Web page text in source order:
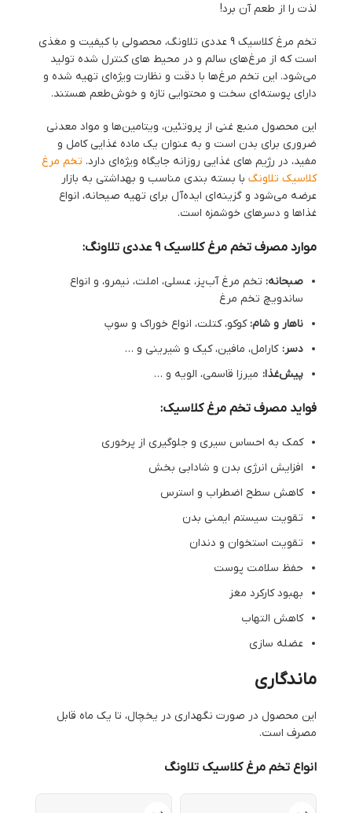
لذت را از طعم آن برد!
تخم مرغ کلاسیک 9 عددی تلاونگ، محصولی با کیفیت و مغذی
است که از مرغ‌های سالم و در محیط ‌های کنترل ‌شده تولید
می‌شود. این تخم مرغ‌ها با دقت و نظارت ویژه‌ای تهیه شده و
دارای پوسته‌ای سخت و محتوایی تازه و خوش‌طعم هستند.
این محصول منبع غنی از پروتئین، ویتامین‌ها و مواد معدنی
ضروری برای بدن است و به عنوان یک ماده غذایی کامل و
مفید، در رژیم ‌های غذایی روزانه جایگاه ویژه‌ای دارد. تخم مرغ
کلاسیک تلاونگ با بسته‌ بندی مناسب و بهداشتی به بازار
عرضه می‌شود و گزینه‌ای ایده‌آل برای تهیه صیحانه، انواع
غذاها و دسرهای خوشمزه است.
موارد مصرف تخم مرغ کلاسیک 9 عددی تلاونگ:
صبحانه: تخم مرغ آب‌پز، عسلی، املت، نیمرو، و انواع
ساندویچ تخم مرغ
ناهار و شام:کوکو، کتلت، انواع خوراک و سوپ
دسر: کارامل، مافین، کیک و شیرینی و …
پیش‌غذا: میرزا قاسمی، الویه و …
فواید مصرف تخم مرغ کلاسیک:
کمک به احساس سیری و جلوگیری از پرخوری
افزایش انرژی بدن و شادابی بخش
کاهش سطح اضطراب و استرس
تقویت سیستم ایمنی بدن
تقویت استخوان و دندان
حفظ سلامت پوست
بهبود کارکرد مغز
کاهش التهاب
عضله سازی
ماندگاری
این محصول در صورت نگهداری در یخچال، تا یک ماه قابل
مصرف است.
انواع تخم مرغ کلاسیک تلاونگ